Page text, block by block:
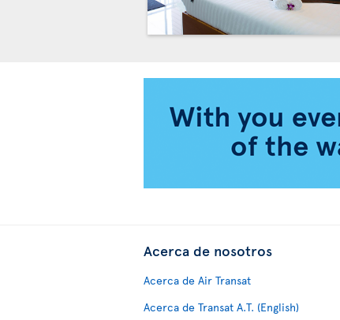
Acerca de nosotros
Acerca de Air Transat
Acerca de Transat A.T. (English)